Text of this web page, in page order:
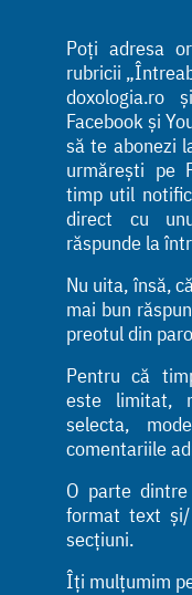
Poți adresa
rubricii
doxologia.ro
Facebook și
să te abonezi
urmărești pe
timp util
direct cu
răspunde la
Nu uita, însă,
mai bun
preotul din
Pentru că
este limitat,
selecta,
comentariile
O parte
format text
secțiuni.
Îți mulțumim